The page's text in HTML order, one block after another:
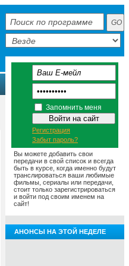
Запомнить меня
Регистрация
Забыт пароль?
Вы можете добавить свои
передачи в свой список и всегда
быть в курсе, когда именно будут
транслироваться ваши любимые
фильмы, сериалы или передачи,
стоит только зарегистрироваться
и войти под своим именем на
сайт!
АНОНСЫ НА ЭТОЙ НЕДЕЛЕ